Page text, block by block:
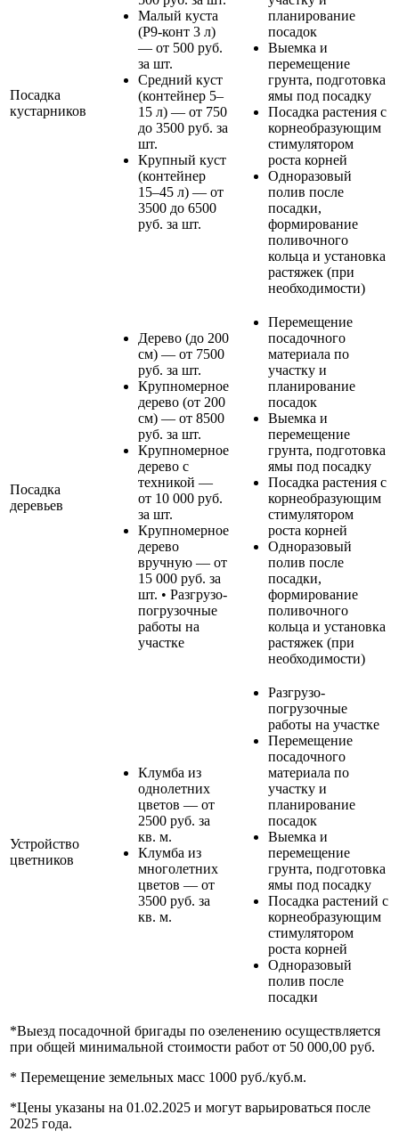
Посадка
кустарников
Малый куста
(Р9-конт 3 л)
— от 500 руб.
за шт.
Средний куст
(контейнер 5–
15 л) — от 750
до 3500 руб. за
шт.
Крупный куст
(контейнер
15–45 л) — от
3500 до 6500
руб. за шт.
планирование
посадок
Выемка и
перемещение
грунта, подготовка
ямы под посадку
Посадка растения с
корнеобразующим
стимулятором
роста корней
Одноразовый
полив после
посадки,
формирование
поливочного
кольца и установка
растяжек (при
необходимости)
Посадка
деревьев
Дерево (до 200
см) — от 7500
руб. за шт.
Крупномерное
дерево (от 200
см) — от 8500
руб. за шт.
Крупномерное
дерево с
техникой —
от 10 000 руб.
за шт.
Крупномерное
дерево
вручную — от
15 000 руб. за
шт. • Разгрузо-
погрузочные
работы на
участке
Перемещение
посадочного
материала по
участку и
планирование
посадок
Выемка и
перемещение
грунта, подготовка
ямы под посадку
Посадка растения с
корнеобразующим
стимулятором
роста корней
Одноразовый
полив после
посадки,
формирование
поливочного
кольца и установка
растяжек (при
необходимости)
Устройство
цветников
Клумба из
однолетних
цветов — от
2500 руб. за
кв. м.
Клумба из
многолетних
цветов — от
3500 руб. за
кв. м.
Разгрузо-
погрузочные
работы на участке
Перемещение
посадочного
материала по
участку и
планирование
посадок
Выемка и
перемещение
грунта, подготовка
ямы под посадку
Посадка растений с
корнеобразующим
стимулятором
роста корней
Одноразовый
полив после
посадки
*Выезд посадочной бригады по озеленению осуществляется
при общей минимальной стоимости работ от 50 000,00 руб.
* Перемещение земельных масс 1000 руб./куб.м.
*Цены указаны на 01.02.2025 и могут варьироваться после
2025 года.